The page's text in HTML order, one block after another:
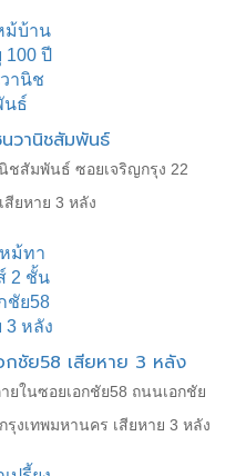
วานิชสัมพันธ์
ชสัมพันธ์ ซอยเจริญกรุง 22
สียหาย 3 หลัง
กชัย58 เสียหาย 3 หลัง
ยในซอยเอกชัย58 ถนนเอกชัย
งเทพมหานคร เสียหาย 3 หลัง